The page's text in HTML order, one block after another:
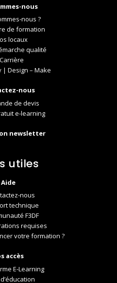
nous
nous ?
de formation
locaux
qualité
Carrière
| Design – Make
nous
de devis
e-learning
newsletter
utiles
Aide
nous
technique
F3DF
requises
votre formation ?
accès
E-Learning